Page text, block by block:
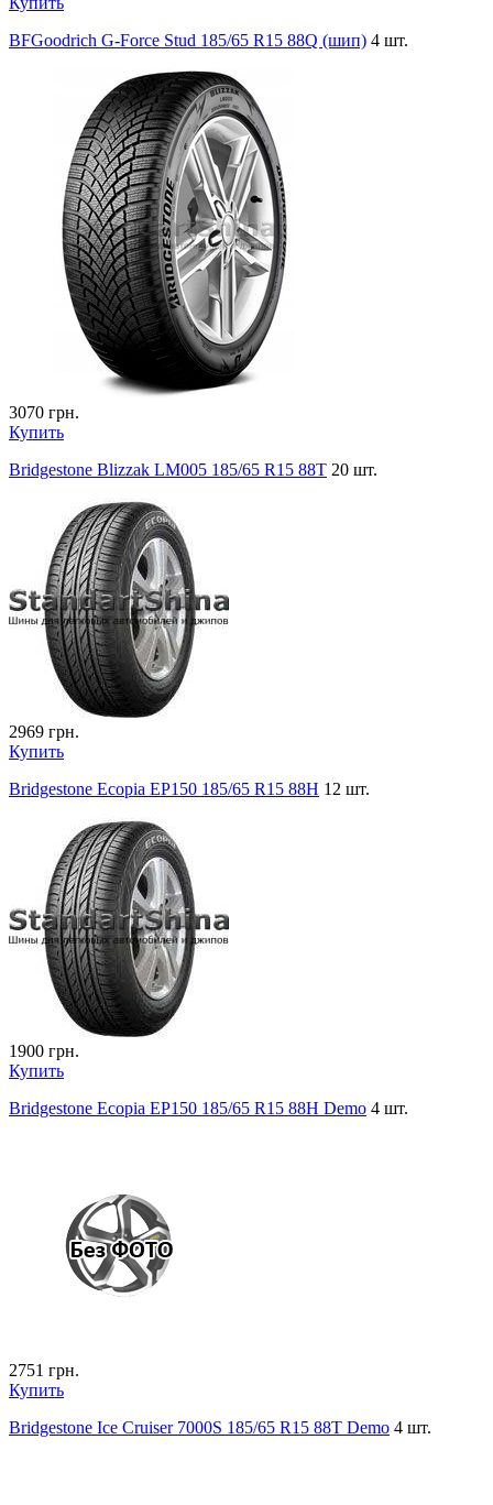
BFGoodrich G-Force Stud 185/65 R15 88Q (шип) 4 шт.
3070 грн.
Купить
Bridgestone Blizzak LM005 185/65 R15 88T 20 шт.
2969 грн.
Купить
Bridgestone Ecopia EP150 185/65 R15 88H 12 шт.
1900 грн.
Купить
Bridgestone Ecopia EP150 185/65 R15 88H Demo 4 шт.
2751 грн.
Купить
Bridgestone Ice Cruiser 7000S 185/65 R15 88T Demo 4 шт.